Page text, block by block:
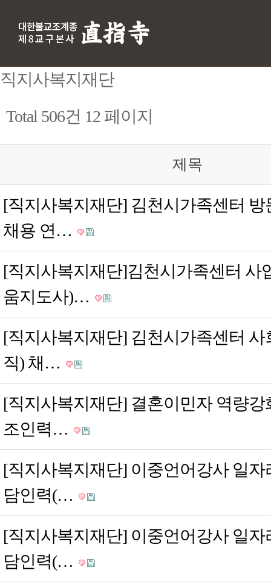
직지사복지재단
Total 506건 12 페이지
제목
[직지사복지재단] 김천시가족센터
채용 연…
[직지사복지재단]김천시가족센터 사
움지도사)…
[직지사복지재단] 김천시가족센터 사
직) 채…
[직지사복지재단] 결혼이민자 역량강
조인력…
[직지사복지재단] 이중언어강사 일자
담인력(…
[직지사복지재단] 이중언어강사 일자
담인력(…